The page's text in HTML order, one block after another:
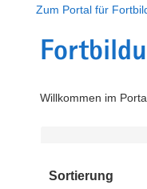
Zum Portal für
Willkommen im
Sortierung